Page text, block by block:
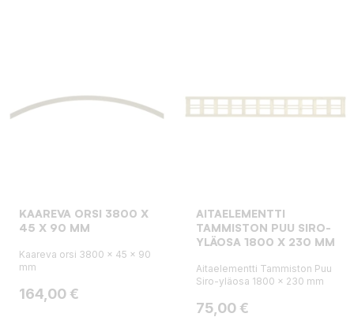
KAAREVA ORSI 3800 X
45 X 90 MM
Kaareva orsi 3800 x 45 x 90
mm
Hinta
164,00 €
AITAELEMENTTI
TAMMISTON PUU SIRO-
YLÄOSA 1800 X 230 MM
Aitaelementti Tammiston Puu
Siro-yläosa 1800 x 230 mm
Hinta
75,00 €